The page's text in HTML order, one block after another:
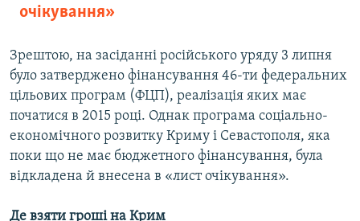
очікування»
Зрештою, на засіданні російського уряду 3 липня
було затверджено фінансування 46-ти федеральних
цільових програм (ФЦП), реалізація яких має
початися в 2015 році. Однак програма соціально-
економічного розвитку Криму і Севастополя, яка
поки що не має бюджетного фінансування, була
відкладена й внесена в «лист очікування».
Де взяти гроші на Крим